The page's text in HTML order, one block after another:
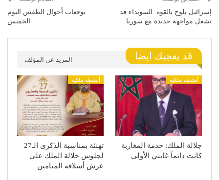
إسرائيل تلوح بالقوة: السويداء قد
تشعل مواجهة جديدة مع سوريا
توقعات أحوال الطقس اليوم
الخميس
قد يعجبك ايضا المزيد عن المؤلف
أنشطة ملكية
جلالة الملك: خدمة المغاربة
كانت دائماً غايتي الأولى
أنشطة ملكية
تهنئة بمناسبة الذكرى الـ27
لجلوس جلالة الملك على
عرش أسلافه الميامين